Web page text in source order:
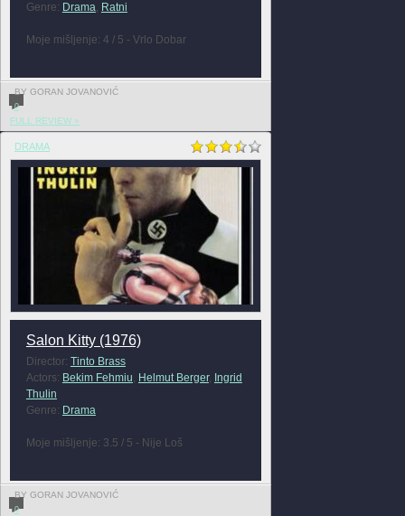
Genre: Drama, Ratni
Moje mišljenje: 4 / 5 - Vrlo Dobar
BY GORAN JOVANOVIĆ
0
FULL REVIEW »
DRAMA
Salon Kitty (1976)
Director: Tinto Brass
Actors: Bekim Fehmiu, Helmut Berger, Ingrid
Thulin
Genre: Drama
Moje mišljenje: 3.5 / 5 - Nije Loš
BY GORAN JOVANOVIĆ
0